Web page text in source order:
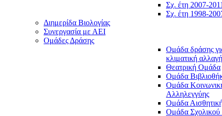
Σχ. έτη 2007-
Σχ. έτη 1998-
Διημερίδα Βιολογίας
Συνεργασία με ΑΕΙ
Ομάδες Δράσης
Ομάδα δράσης
κλιματική αλλαγή
Θεατρική Ομάδα
Ομάδα
Ομάδα
Αλληλεγγύης
Ομάδα
Ομάδα